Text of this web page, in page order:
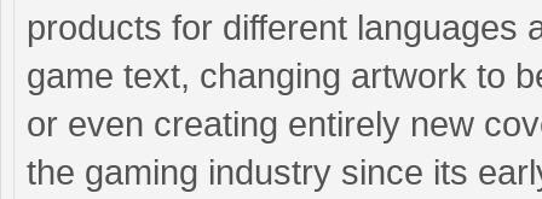
products for different languages
game text, changing artwork to
or even creating entirely new
the gaming industry since its